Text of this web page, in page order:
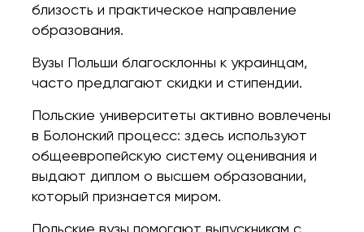
близость и практическое направление
образования.
Вузы Польши благосклонны к украинцам,
часто предлагают скидки и стипендии.
Польские университеты активно вовлечены
в Болонский процесс: здесь используют
общеевропейскую систему оценивания и
выдают диплом о высшем образовании,
который признается миром.
Польские вузы помогают выпускникам с